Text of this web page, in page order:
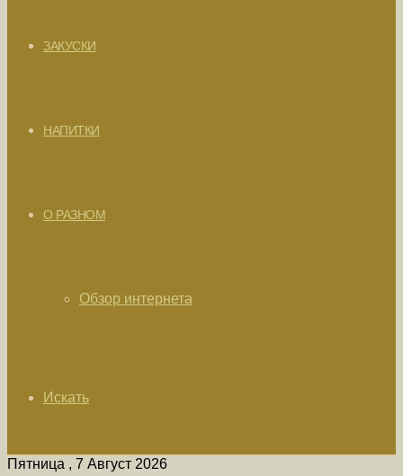
ЗАКУСКИ
НАПИТКИ
О РАЗНОМ
Обзор интернета
Искать
Пятница , 7 Август 2026